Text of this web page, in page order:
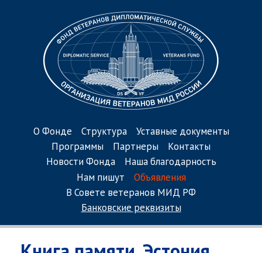
О Фонде Структура
Уставные документы
Программы
Партнеры
Контакты
Новости Фонда
Наша благодарность
Нам пишут
Объявления
В Совете ветеранов МИД РФ
Банковские реквизиты